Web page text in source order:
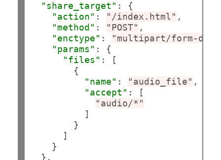
"share_target" : {
"action" : "/index.html" ,
"method" : "POST" ,
"enctype" :
"multipart/form-
"params" : {
"files" : [
        {
"name" : "audio_file" ,
"accept" : [
"audio/*"
          ]
        }
      ]
    }
  },